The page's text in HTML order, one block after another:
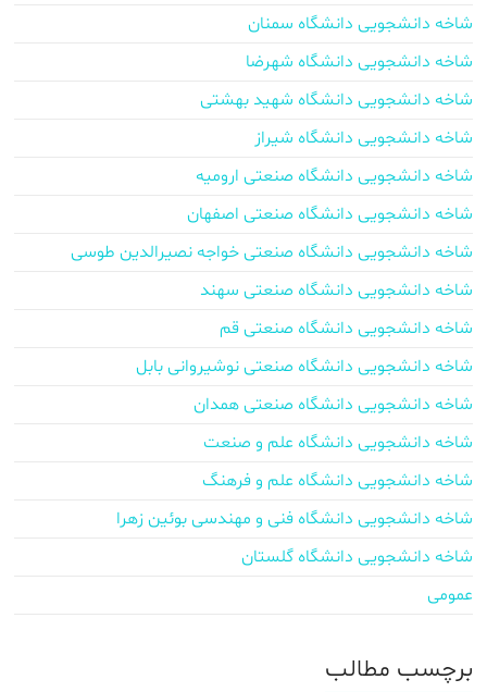
شاخه دانشجویی دانشگاه سمنان
شاخه دانشجویی دانشگاه شهرضا
شاخه دانشجویی دانشگاه شهید بهشتی
شاخه دانشجویی دانشگاه شیراز
شاخه دانشجویی دانشگاه صنعتی ارومیه
شاخه دانشجویی دانشگاه صنعتی اصفهان
شاخه دانشجویی دانشگاه صنعتی خواجه نصیرالدین طوسی
شاخه دانشجویی دانشگاه صنعتی سهند
شاخه دانشجویی دانشگاه صنعتی قم
شاخه دانشجویی دانشگاه صنعتی نوشیروانی بابل
شاخه دانشجویی دانشگاه صنعتی همدان
شاخه دانشجویی دانشگاه علم و صنعت
شاخه دانشجویی دانشگاه علم و فرهنگ
شاخه دانشجویی دانشگاه فنی و مهندسی بوئین زهرا
شاخه دانشجویی دانشگاه گلستان
عمومی
برچسب‌ مطالب